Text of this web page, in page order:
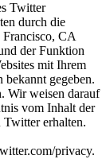
Twitter
durch die
CA
der Funktion
mit Ihrem
gegeben.
Wir weisen darauf
vom Inhalt der
erhalten.
privacy.